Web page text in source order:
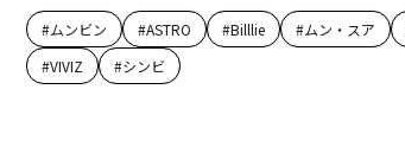
#ムンビン #ASTRO #Billlie #ムン・スア
#VIVIZ #シンビ